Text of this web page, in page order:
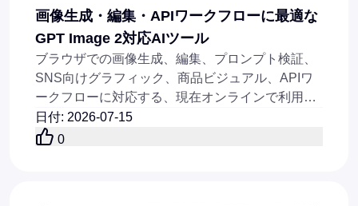
画像生成・編集・APIワークフローに最適な
GPT Image 2対応AIツール
ブラウザでの画像生成、編集、プロンプト検証、
SNS向けグラフィック、商品ビジュアル、APIワ
ークフローに対応する、現在オンラインで利用で
きる最高のGPT Image 2系AIツールを比較してく
ださい。
日付: 2026-07-15
0